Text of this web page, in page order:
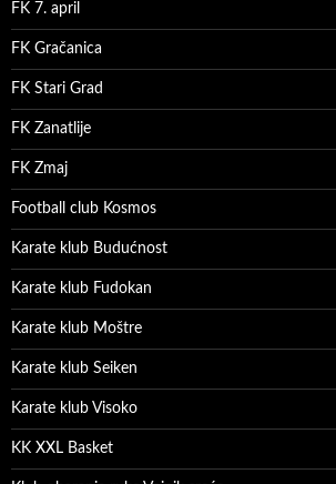
FK 7. april
FK Gračanica
FK Stari Grad
FK Zanatlije
FK Zmaj
Football club Kosmos
Karate klub Budućnost
Karate klub Fudokan
Karate klub Moštre
Karate klub Seiken
Karate klub Visoko
KK XXL Basket